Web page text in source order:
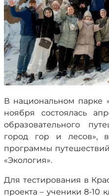
В национальном парке
ноября состоялась
образовательного
город гор и лесов»,
программы путешествий
«Экология».
Для тестирования в
проекта – ученики 8-10